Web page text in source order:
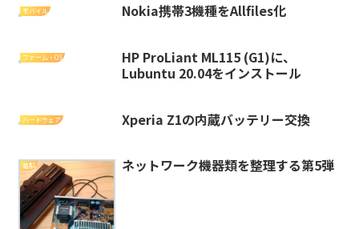
モバイル Nokia携帯3機種をAllfiles化
ファーム・OS
HP ProLiant ML115 (G1)に、
Lubuntu 20.04をインストール
ハードウェア Xperia Z1の内蔵バッテリー交換
電脳 ネットワーク機器類を整理する第5弾